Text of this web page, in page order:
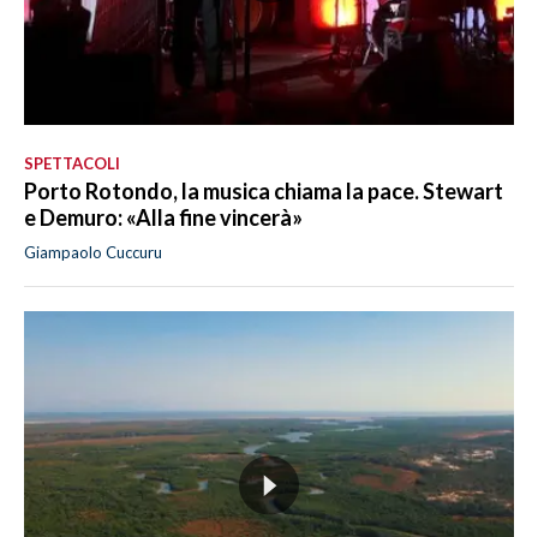
SPETTACOLI
Porto Rotondo, la musica chiama la pace. Stewart
e Demuro: «Alla fine vincerà»
Giampaolo Cuccuru